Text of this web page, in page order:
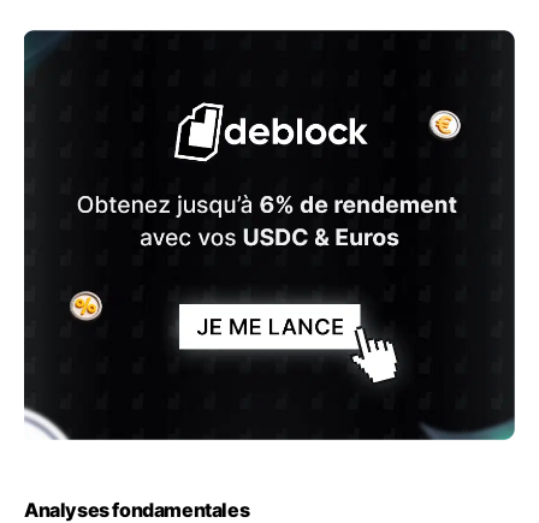
Analyses fondamentales